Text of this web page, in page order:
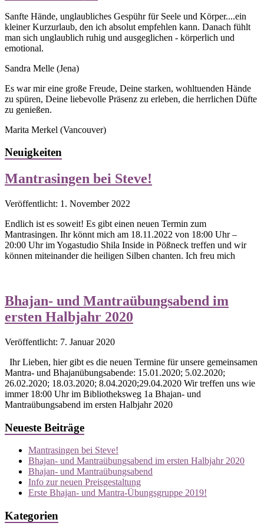
Sanfte Hände, unglaubliches Gespühr für Seele und Körper....ein
kleiner Kurzurlaub, den ich absolut empfehlen kann. Danach fühlt
man sich unglaublich ruhig und ausgeglichen - körperlich und
emotional.
Sandra Melle (Jena)
Es war mir eine große Freude, Deine starken, wohltuenden Hände
zu spüren, Deine liebevolle Präsenz zu erleben, die herrlichen Düfte
zu genießen.
Marita Merkel (Vancouver)
Neuigkeiten
Mantrasingen bei Steve!
Veröffentlicht: 1. November 2022
Endlich ist es soweit! Es gibt einen neuen Termin zum
Mantrasingen. Ihr könnt mich am 18.11.2022 von 18:00 Uhr –
20:00 Uhr im Yogastudio Shila Inside in Pößneck treffen und wir
können miteinander die heiligen Silben chanten. Ich freu mich
Bhajan- und Mantraübungsabend im
ersten Halbjahr 2020
Veröffentlicht: 7. Januar 2020
Ihr Lieben, hier gibt es die neuen Termine für unsere gemeinsamen
Mantra- und Bhajanübungsabende: 15.01.2020; 5.02.2020;
26.02.2020; 18.03.2020; 8.04.2020;29.04.2020 Wir treffen uns wie
immer 18:00 Uhr im Bibliotheksweg 1a Bhajan- und
Mantraübungsabend im ersten Halbjahr 2020
Neueste Beiträge
Mantrasingen bei Steve!
Bhajan- und Mantraübungsabend im ersten Halbjahr 2020
Bhajan- und Mantraübungsabend
Info zur neuen Preisgestaltung
Erste Bhajan- und Mantra-Übungsgruppe 2019!
Kategorien